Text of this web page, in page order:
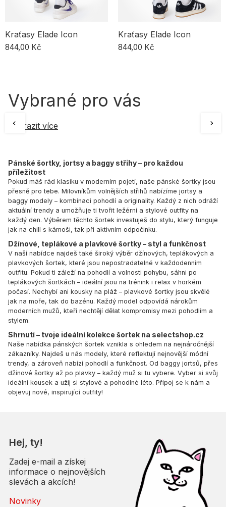
Kraťasy Elade Icon
844,00 Kč
Kraťasy Elade Icon
844,00 Kč
Vybrané pro vás
Zobrazit více
Pánské šortky, jortsy a baggy střihy – pro každou
příležitost
Pokud máš rád klasiku v moderním pojetí, naše pánské šortky jsou
přesně pro tebe. Milovníkům volnějších střihů nabízíme jortsy a
baggy modely – kombinaci pohodlí a originality. Každý z nich odráží
aktuální trendy a umožňuje ti tvořit ležérní a stylové outfity na
každý den. Výběrem těchto šortek investuješ do stylu, který funguje
jak na chill s kámoši, tak při aktivním odpočinku.
Džínové, teplákové a plavkové šortky – styl a funkčnost
V naší nabídce najdeš také široký výběr džínových, teplákových a
plavkových šortek, které jsou nepostradatelné v každodenním
outfitu. Pokud ti záleží na pohodlí a volnosti pohybu, sáhni po
teplákových šortkách – ideální jsou na trénink i relax v horkém
počasí. Nechybí ani kousky na pláž – plavkové šortky jsou skvělé
jak na moře, tak do bazénu. Každý model odpovídá nárokům
moderních mužů, kteří nechtějí dělat kompromisy mezi pohodlím a
stylem.
Shrnutí – tvoje ideální kolekce šortek na selectshop.cz
Naše nabídka pánských šortek vznikla s ohledem na nejnáročnější
zákazníky. Najdeš u nás modely, které reflektují nejnovější módní
trendy, a zároveň nabízí pohodlí a funkčnost. Od baggy jortsů, přes
džínové šortky až po plavky – každý muž si tu vybere. Vyber si svůj
ideální kousek a užij si stylové a pohodlné léto. Připoj se k nám a
objevuj nové, inspirující outfity!
Hej, ty!
Zadej e-mail a získej
informace o nejnovějších
slevách a akcích!
Novinky